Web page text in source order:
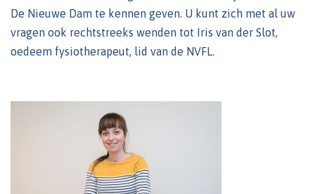
De Nieuwe Dam te kennen geven. U kunt zich met al uw
vragen ook rechtstreeks wenden tot Iris van der Slot,
oedeem fysiotherapeut, lid van de NVFL.